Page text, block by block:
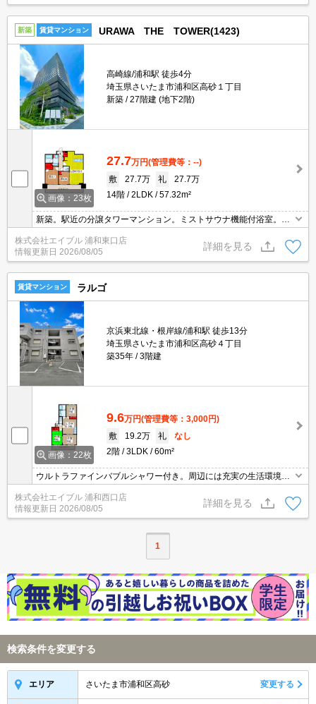
新築 賃貸マンション URAWA THE TOWER(1423)
高崎線/浦和駅 徒歩4分
埼玉県さいたま市浦和区高砂１丁目
新築
27階建 (地下2階)
画像：23枚
27.7万円(管理費等：--)
敷
27.7万 礼
27.7万
14階
2LDK 57.32m²
新築。駅近の分譲タワーマンション。ミストサウナ機能付浴室。デ
ィスポーザー付流し台。パーティールーム有。敷地内にコインラン
ドリーあり。すぐ内見できます。
株式会社エイブル 浦和東口店
情報更新日 2026/08/05
詳細を見る
賃貸マンション ラルゴ
京浜東北線・根岸線/浦和駅 徒歩13分
埼玉県さいたま市浦和区高砂４丁目
築35年
3階建
画像：22枚
9.6万円(管理費等：3,000円)
敷
19.2万 礼
なし
2階
3LDK 60m²
ウルトラファインバブルシャワー付き。周辺には充実の生活環境。
すぐ内見できます。日当り良好。
株式会社エイブル 浦和西口店
情報更新日 2026/08/05
詳細を見る
1
検索条件を変更する
エリア さいたま市浦和区高砂 変更する